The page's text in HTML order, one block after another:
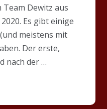
Team Dewitz aus
Es gibt einige
meistens mit
Der erste,
nach der …